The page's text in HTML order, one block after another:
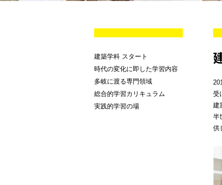
受
建
半
供
建築学科 スタート
時代の変化に即した学習内容
多岐に渡る専門領域
総合的学習カリキュラム
実践的学習の場